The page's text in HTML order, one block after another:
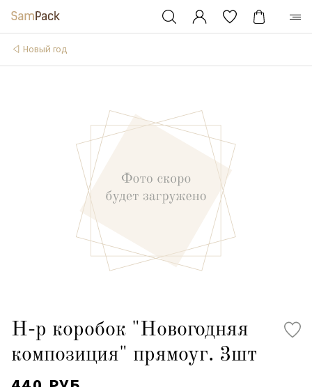
Новый год
Н-р коробок "Новогодняя
композиция" прямоуг. 3шт